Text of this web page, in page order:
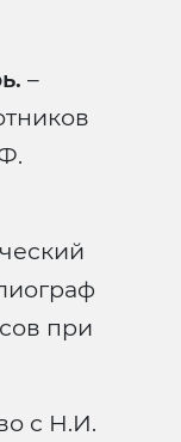
–
при
с Н.И.